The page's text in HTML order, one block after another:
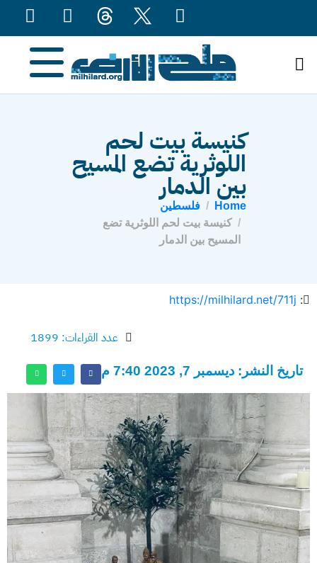
كنيسة بيت لحم
اللوثرية تضع المسيح
بين الدمار
Home
فلسطين
كنيسة بيت لحم اللوثرية تضع
المسيح بين الدمار
:
https://milhilard.net/711j
عدد القراءات: 1899
تاريخ النشر: ديسمبر 7, 2023 7:40 م